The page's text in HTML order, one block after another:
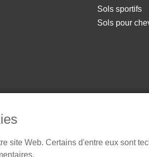
Sols sportifs
Sols pour
site Web. Certains d'entre eux sont